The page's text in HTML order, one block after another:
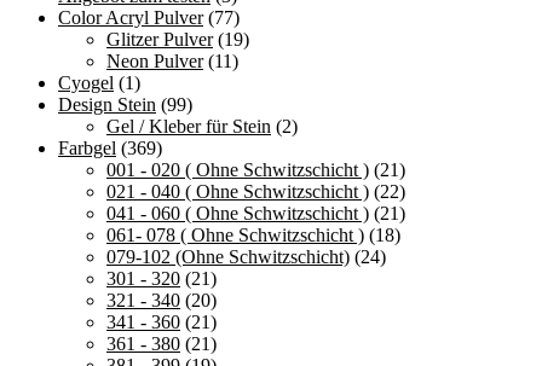
Color Acryl Pulver (77)
Glitzer Pulver (19)
Neon Pulver (11)
Cyogel (1)
Design Stein (99)
Gel / Kleber für Stein (2)
Farbgel (369)
001 - 020 ( Ohne Schwitzschicht ) (21)
021 - 040 ( Ohne Schwitzschicht ) (22)
041 - 060 ( Ohne Schwitzschicht ) (21)
061- 078 ( Ohne Schwitzschicht ) (18)
079-102 (Ohne Schwitzschicht) (24)
301 - 320 (21)
321 - 340 (20)
341 - 360 (21)
361 - 380 (21)